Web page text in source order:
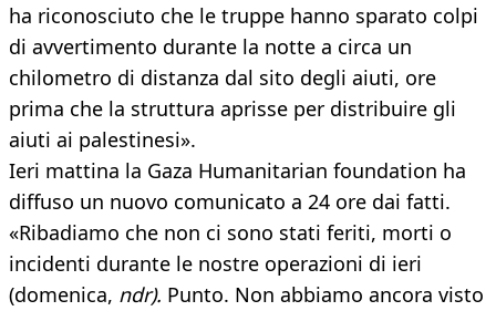
ha riconosciuto che le truppe hanno sparato colpi
di avvertimento durante la notte a circa un
chilometro di distanza dal sito degli aiuti, ore
prima che la struttura aprisse per distribuire gli
aiuti ai palestinesi».
Ieri mattina la Gaza Humanitarian foundation ha
diffuso un nuovo comunicato a 24 ore dai fatti.
«Ribadiamo che non ci sono stati feriti, morti o
incidenti durante le nostre operazioni di ieri
(domenica, ndr). Punto. Non abbiamo ancora visto